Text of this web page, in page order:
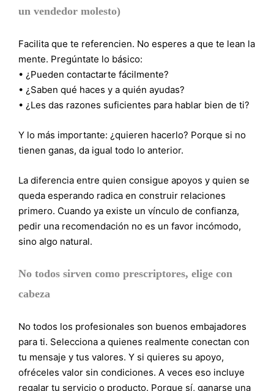
un vendedor molesto)
Facilita que te referencien. No esperes a que te lean la
mente. Pregúntate lo básico:
• ¿Pueden contactarte fácilmente?
• ¿Saben qué haces y a quién ayudas?
• ¿Les das razones suficientes para hablar bien de ti?
Y lo más importante: ¿quieren hacerlo? Porque si no
tienen ganas, da igual todo lo anterior.
La diferencia entre quien consigue apoyos y quien se
queda esperando radica en construir relaciones
primero. Cuando ya existe un vínculo de confianza,
pedir una recomendación no es un favor incómodo,
sino algo natural.
No todos sirven como prescriptores, elige con
cabeza
No todos los profesionales son buenos embajadores
para ti. Selecciona a quienes realmente conectan con
tu mensaje y tus valores. Y si quieres su apoyo,
ofréceles valor sin condiciones. A veces eso incluye
regalar tu servicio o producto. Porque sí, ganarse una